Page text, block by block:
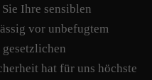
Ihre sensiblen
vor unbefugtem
hat für uns höchste